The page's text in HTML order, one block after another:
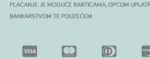
PLAĆANJE JE MOGUĆE KARTICAMA, OPĆOM
BANKARSTVOM TE POUZEĆEM